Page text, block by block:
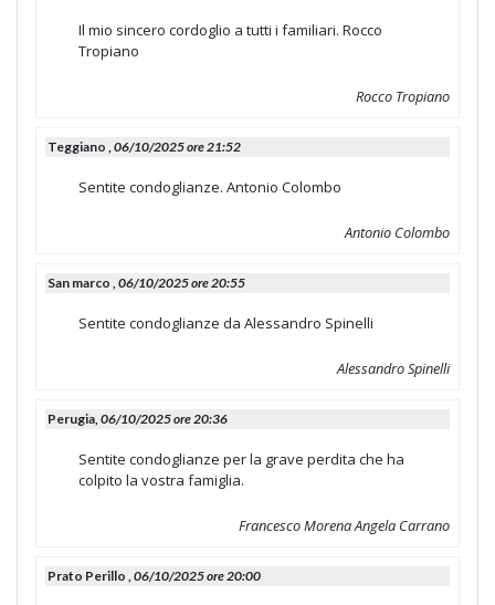
Il mio sincero cordoglio a tutti i familiari. Rocco
Tropiano
Rocco Tropiano
Teggiano ,06/10/2025 ore 21:52
Sentite condoglianze. Antonio Colombo
Antonio Colombo
San marco ,06/10/2025 ore 20:55
Sentite condoglianze da Alessandro Spinelli
Alessandro Spinelli
Perugia,06/10/2025 ore 20:36
Sentite condoglianze per la grave perdita che ha
colpito la vostra famiglia.
Francesco Morena Angela Carrano
Prato Perillo ,06/10/2025 ore 20:00